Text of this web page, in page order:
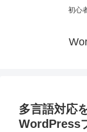
初心
多言語対応
WordPress